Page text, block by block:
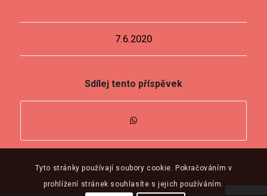
7.6.2020
Sdílej tento příspěvek
Tyto stránky používají soubory cookie. Pokračováním v
prohlížení stránek souhlasíte s jejich používáním.